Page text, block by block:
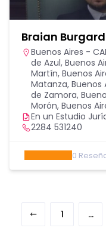
Braian
Buenos Aires -
de Azul, Buenos
Martín, Buenos
Matanza, Buenos
de Zamora,
Morón, Buenos
En un Estudio
2284 531240
0
1 …